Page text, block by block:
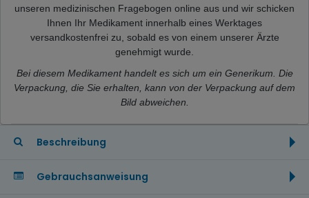
unseren medizinischen Fragebogen online aus und wir schicken
Ihnen Ihr Medikament innerhalb eines Werktages
versandkostenfrei zu, sobald es von einem unserer Ärzte
genehmigt wurde.
Bei diesem Medikament handelt es sich um ein Generikum. Die
Verpackung, die Sie erhalten, kann von der Verpackung auf dem
Bild abweichen.
Beschreibung
Gebrauchsanweisung